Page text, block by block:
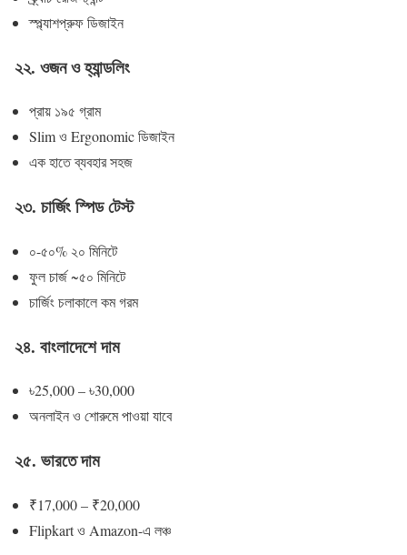
স্প্ল্যাশপ্রুফ ডিজাইন
২২. ওজন ও হ্যান্ডলিং
প্রায় ১৯৫ গ্রাম
Slim ও Ergonomic ডিজাইন
এক হাতে ব্যবহার সহজ
২৩. চার্জিং স্পিড টেস্ট
০-৫০% ২০ মিনিটে
ফুল চার্জ ~৫০ মিনিটে
চার্জিং চলাকালে কম গরম
২৪. বাংলাদেশে দাম
৳25,000 – ৳30,000
অনলাইন ও শোরুমে পাওয়া যাবে
২৫. ভারতে দাম
₹17,000 – ₹20,000
Flipkart ও Amazon-এ লঞ্চ